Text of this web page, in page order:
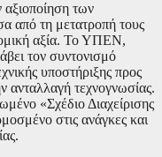
των
από τη μετατροπή τους
αξία. Το ΥΠΕΝ,
τον συντονισμό
υποστήριξης προς
ανταλλαγή τεχνογνωσίας.
«Σχέδιο Διαχείρισης
στις ανάγκες και